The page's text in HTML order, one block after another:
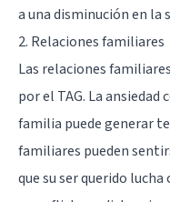
a una disminución en la
2. Relaciones familiares
Las relaciones
por el TAG. La
familia puede generar
familiares pueden
que su ser querido